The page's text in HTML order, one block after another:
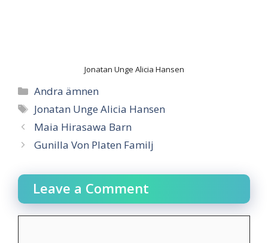
Jonatan Unge Alicia Hansen
Categories
Andra ämnen
Tags
Jonatan Unge Alicia Hansen
Maia Hirasawa Barn
Gunilla Von Platen Familj
Leave a Comment